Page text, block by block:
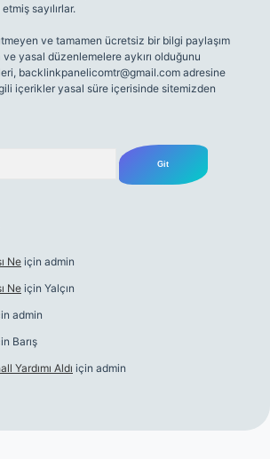
sayılırlar.
ve tamamen ücretsiz bir bilgi paylaşım
yasal düzenlemelere aykırı olduğunu
backlinkpanelicomtr@gmail.com adresine
içerikler yasal süre içerisinde sitemizden
Neiçin admin
Neiçin Yalçın
admin
Barış
Yardımı Aldı için admin